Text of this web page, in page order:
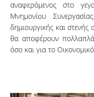
αναφερόμενος στο
Μνημονίου
δημιουργικής και
θα αποφέρουν
όσο και για το